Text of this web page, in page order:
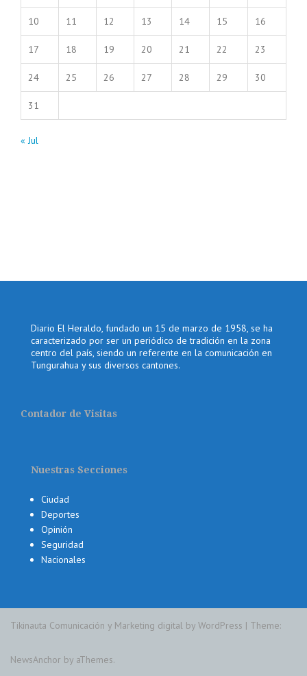
10 11 12 13 14 15 16
17 18 19 20 21 22 23
24 25 26 27 28 29 30
31
« Jul
Diario El Heraldo, fundado un 15 de marzo de 1958, se ha
caracterizado por ser un periódico de tradición en la zona
centro del país, siendo un referente en la comunicación en
Tungurahua y sus diversos cantones.
Contador de Visitas
Nuestras Secciones
Ciudad
Deportes
Opinión
Seguridad
Nacionales
Tikinauta Comunicación y Marketing digital by WordPress | Theme:
NewsAnchor by aThemes.